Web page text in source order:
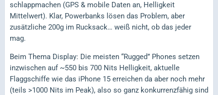
schlappmachen (GPS & mobile Daten an, Helligkeit
Mittelwert). Klar, Powerbanks lösen das Problem, aber
zusätzliche 200g im Rucksack… weiß nicht, ob das jeder
mag.
Beim Thema Display: Die meisten “Rugged” Phones setzen
inzwischen auf ~550 bis 700 Nits Helligkeit, aktuelle
Flaggschiffe wie das iPhone 15 erreichen da aber noch mehr
(teils >1000 Nits im Peak), also so ganz konkurrenzfähig sind